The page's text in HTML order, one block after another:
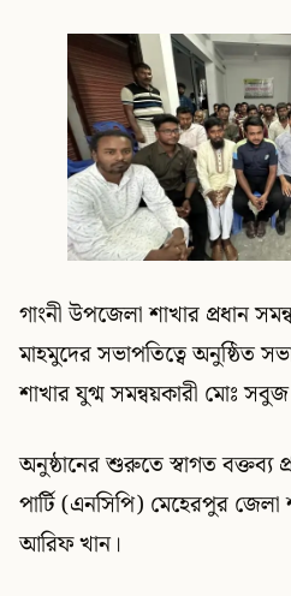
গাংনী উপজেলা শাখার প্রধান
মাহমুদের সভাপতিত্বে অনুষ্ঠিত
শাখার যুগ্ম সমন্বয়কারী মোঃ সবুজ
অনুষ্ঠানের শুরুতে স্বাগত বক্তব্য
পার্টি (এনসিপি) মেহেরপুর জেলা
আরিফ খান।